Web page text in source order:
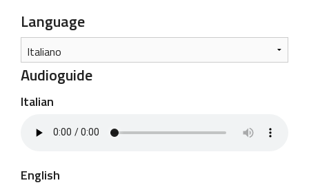
Language
Audioguide
Italian
English